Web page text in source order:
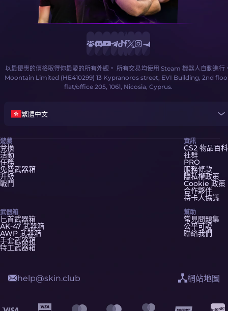
以最優惠的價格取得你最愛的所有外觀。 所有交易均使用 Steam 機器人自動進行
Moontain Limited (HE410299) 13 Kypranoros street, EVI Building, 2nd
flat/office 205, 1061, Nicosia, Cyprus.
繁體中文
遊戲
兌換
活動
任務
免費武器箱
升級
戰鬥
武器箱
匕首武器箱
AK-47 武器箱
AWP 武器箱
手套武器箱
特工武器箱
資訊
CS2 物品百科
社群
PRO
服務條款
隱私權政策
Cookie 政策
合作夥伴
持卡人協議
幫助
常見問題集
公平可證
聯絡我們
help@skin.club 網站地圖